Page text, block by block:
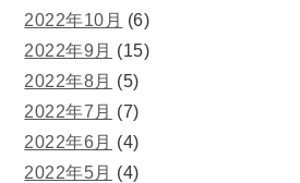
2022年10月 (6)
2022年9月 (15)
2022年8月 (5)
2022年7月 (7)
2022年6月 (4)
2022年5月 (4)